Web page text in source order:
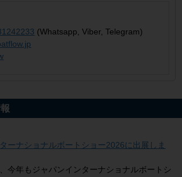
(Whatsapp, Viber, Telegram)
ーナショナルボートショー2026に出展しま
今年もジャパンインターナショナルボートシ